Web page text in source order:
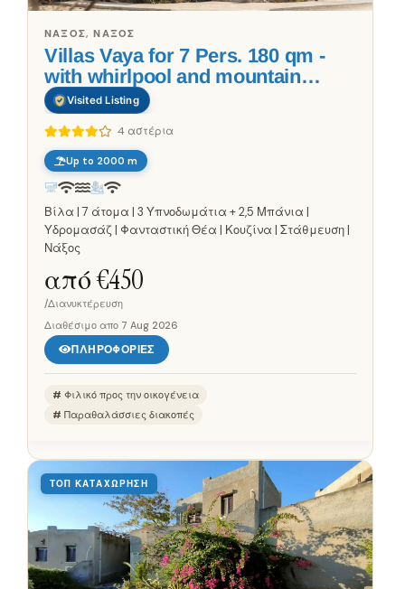
Villas Vaya for 7 Pers. 180 qm -
with whirlpool and mountain
views
Visited Listing
4 αστέρια
ΝΆΞΟΣ, ΝΆΞΟΣ
Up to 2000 m
Βίλα | 7 άτομα | 3 Υπνοδωμάτια + 2,5 Μπάνια |
Υδρομασάζ | Φανταστική Θέα | Κουζίνα | Στάθμευση |
Νάξος
από €450
/Διανυκτέρευση
Διαθέσιμο απο 7 Aug 2026
ΠΛΗΡΟΦΟΡΊΕΣ
Φιλικό προς την οικογένεια
Παραθαλάσσιες διακοπές
ΤΟΠ ΚΑΤΑΧΏΡΗΣΗ